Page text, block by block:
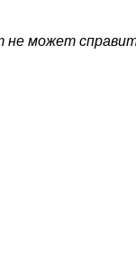
не может